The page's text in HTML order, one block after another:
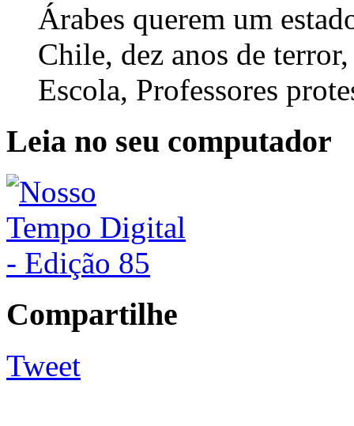
Árabes querem um
Chile, dez anos de
Escola, Professores
Leia no seu computador
Compartilhe
Tweet